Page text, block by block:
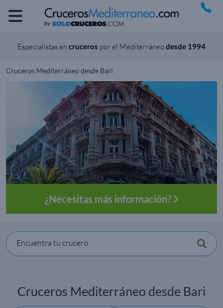
Especialistas en cruceros por el Mediterráneodesde 1994
Cruceros Mediterráneo desde Bari
¿Necesitas más información?
Encuentra tu crucero
Cruceros Mediterráneo desde Bari